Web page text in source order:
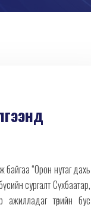
“Орон нутаг дахь
сургалт Сүхбаатар,
ажилладаг төрийн бус